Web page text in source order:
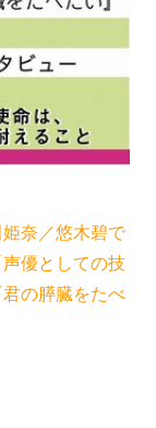
奈／悠木碧で
声優としての技
の膵臓をたべ